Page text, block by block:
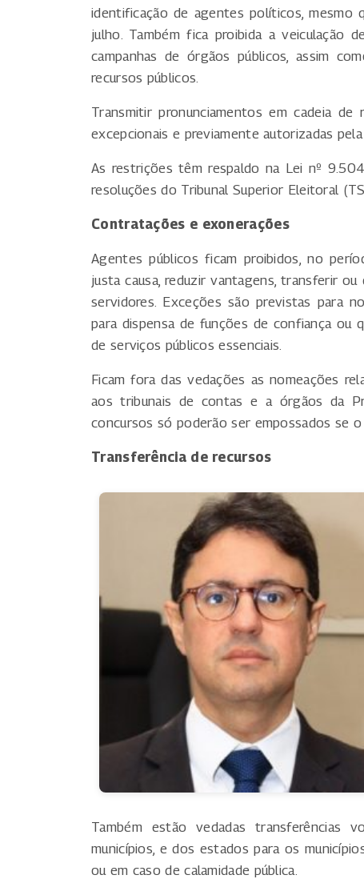
identificação de agentes políticos, mesmo
julho. Também fica proibida a veiculação
campanhas de órgãos públicos, assim
recursos públicos.
Transmitir pronunciamentos em cadeia
excepcionais e previamente autorizadas
As restrições têm respaldo na Lei nº
resoluções do Tribunal Superior Eleitoral
Contratações e exonerações
Agentes públicos ficam proibidos, no
justa causa, reduzir vantagens, transferir
servidores. Exceções são previstas para
para dispensa de funções de confiança ou
de serviços públicos essenciais.
Ficam fora das vedações as nomeações
aos tribunais de contas e a órgãos da
concursos só poderão ser empossados se
Transferência de recursos
Também estão vedadas transferências
municípios, e dos estados para os
ou em caso de calamidade pública.